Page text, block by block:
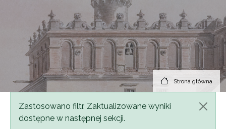
Strona główna
Komunikat
Zastosowano filtr. Zaktualizowane wyniki
dostępne w następnej sekcji.